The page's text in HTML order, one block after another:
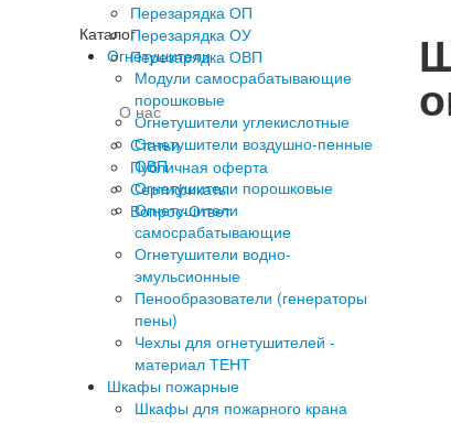
Перезарядка ОП
Перезарядка ОУ
Перезарядка ОВП
О нас
Статьи
Публичная оферта
Сертификаты
Вопрос-Ответ
Каталог
Огнетушители
Модули самосрабатывающие
порошковые
Огнетушители углекислотные
Огнетушители воздушно-пенные
ОВП
Огнетушители порошковые
Огнетушители
самосрабатывающие
Огнетушители водно-
эмульсионные
Пенообразователи (генераторы
пены)
Чехлы для огнетушителей -
материал ТЕНТ
Шкафы пожарные
Шкафы для пожарного крана